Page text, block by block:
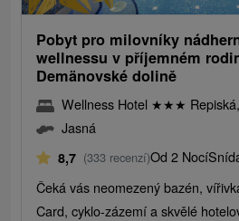
Pobyt pro milovníky
wellnessu v příjemném
Demänovské dolině
Wellness Hotel ★★★
Jasná
8,7 (333 recenzí)Od 2 Nocí
Čeká vás neomezený bazén,
Card, cyklo-zázemí a skvělé